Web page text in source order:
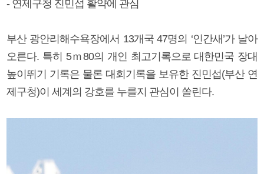
- 연제구청 진민섭 활약에 관심
부산 광안리해수욕장에서 13개국 47명의 ‘인간새’가 날아
오른다. 특히 5ｍ80의 개인 최고기록으로 대한민국 장대
높이뛰기 기록은 물론 대회기록을 보유한 진민섭(부산 연
제구청)이 세계의 강호를 누를지 관심이 쏠린다.